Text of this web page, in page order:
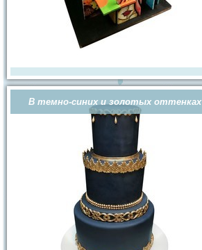
В темно-синих и золотых оттенках